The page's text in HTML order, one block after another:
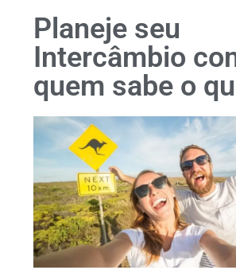
Planeje seu
Intercâmbio
quem sabe o